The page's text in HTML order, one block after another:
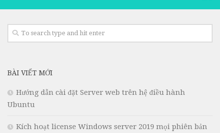
BÀI VIẾT MỚI
Hướng dẫn cài đặt Server web trên hệ điều hành
Ubuntu
Kích hoạt license Windows server 2019 mọi phiên bản